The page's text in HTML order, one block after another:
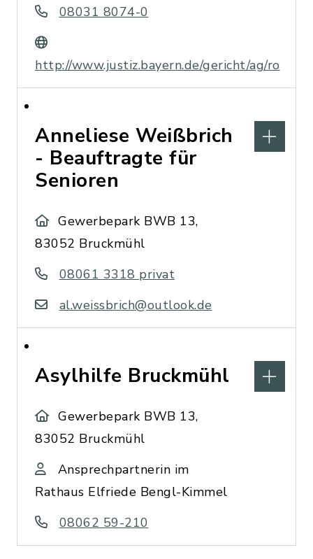
08031 8074-0
http://www.justiz.bayern.de/gericht/ag/ro
Anneliese Weißbrich
- Beauftragte für
Senioren
Gewerbepark BWB 13,
83052 Bruckmühl
08061 3318 privat
al.weissbrich@outlook.de
Asylhilfe Bruckmühl
Gewerbepark BWB 13,
83052 Bruckmühl
Ansprechpartnerin im
Rathaus Elfriede Bengl-Kimmel
08062 59-210